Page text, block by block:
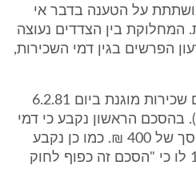
על הטענה בדבר אי
המחלוקת בין הצדדים נעוצה
הפרשים בגין דמי השכירות,
3. בין הצדדים נערך הסכם שכירות מוגנת ביום 6.2.81
בהסכם הראשון נקבע כי דמי
השכירות החודשיים הינם סך של 400 ₪. כמו כן נקבע
בהסכם הראשון בסעיף 14 לו כי "הסכם זה כפוף לחוק